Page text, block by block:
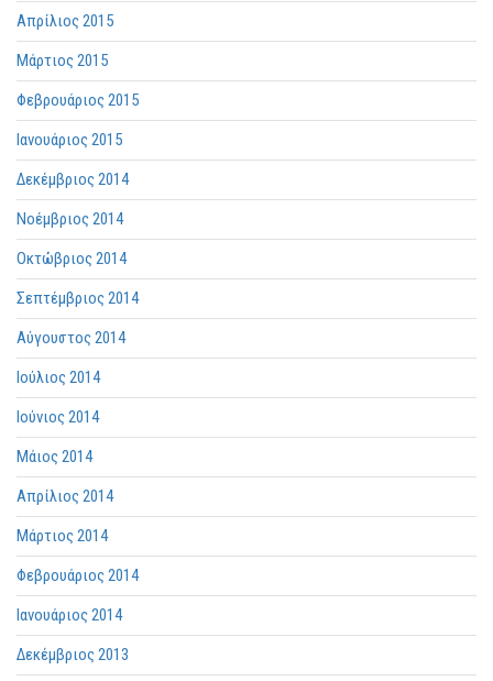
Απρίλιος 2015
Μάρτιος 2015
Φεβρουάριος 2015
Ιανουάριος 2015
Δεκέμβριος 2014
Νοέμβριος 2014
Οκτώβριος 2014
Σεπτέμβριος 2014
Αύγουστος 2014
Ιούλιος 2014
Ιούνιος 2014
Μάιος 2014
Απρίλιος 2014
Μάρτιος 2014
Φεβρουάριος 2014
Ιανουάριος 2014
Δεκέμβριος 2013